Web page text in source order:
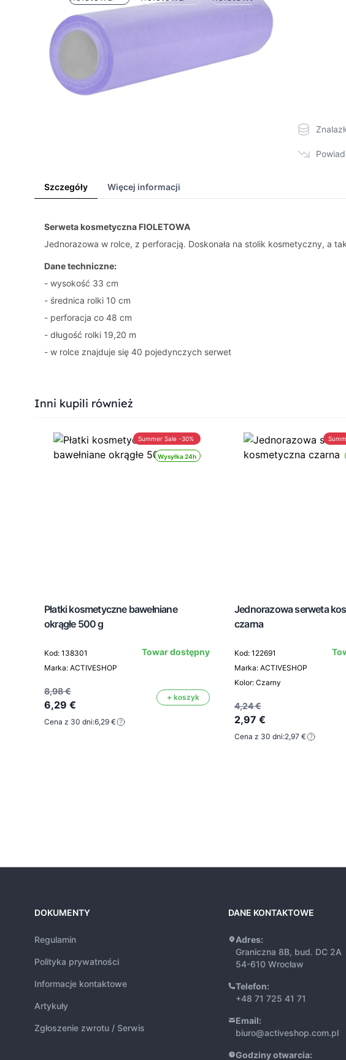
Szczegóły Więcej informacji
Serweta kosmetyczna FIOLETOWA
Jednorazowa w rolce, z perforacją. Doskonała na stolik kosmetyczny, a
Dane techniczne:
- wysokość 33 cm
- średnica rolki 10 cm
- perforacja co 48 cm
- długość rolki 19,20 m
- w rolce znajduje się 40 pojedynczych serwet
Press to skip carousel
Inni kupili również
Wysyłka 24h
Summer Sale -30%
Płatki kosmetyczne bawełniane
okrągłe 500 g
Kod: 138301
Marka: ACTIVESHOP
Towar dostępny
8,98 €
6,29 €
+ koszyk
Cena z 30 dni:6,29 €
Jednorazowa serweta
czarna
Kod: 122691
Marka: ACTIVESHOP
Kolor: Czarny
4,24 €
2,97 €
Cena z 30 dni:2,97 €
DOKUMENTY
Regulamin
Polityka prywatności
Informacje kontaktowe
Artykuły
Zgłoszenie zwrotu / Serwis
DANE KONTAKTOWE
Adres:
Graniczna 8B, bud. DC 2A
54-610 Wrocław
Telefon:
+48 71 725 41 71
Email:
biuro@activeshop.com.pl
Godziny otwarcia: